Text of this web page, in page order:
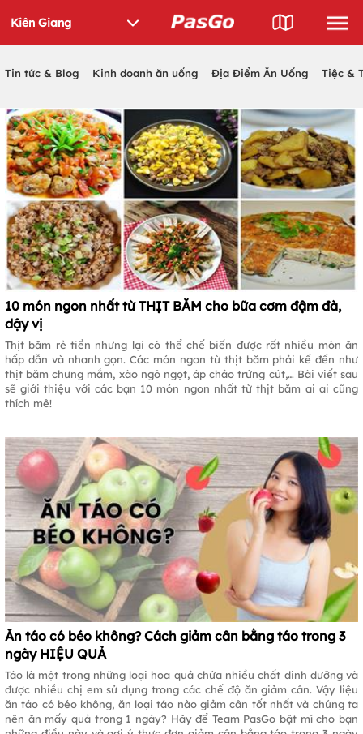
Tin tức & Blog Kinh doanh ăn uống Địa Điểm Ăn Uống Tiệc &
10 món ngon nhất từ THỊT BĂM cho bữa cơm đậm đà,
dậy vị
Thịt băm rẻ tiền nhưng lại có thể chế biến được rất nhiều món ăn
hấp dẫn và nhanh gọn. Các món ngon từ thịt băm phải kể đến như
thịt băm chưng mắm, xào ngô ngọt, áp chảo trứng cút,… Bài viết sau
sẽ giới thiệu với các bạn 10 món ngon nhất từ thịt băm ai ai cũng
thích mê!
Ăn táo có béo không? Cách giảm cân bằng táo trong 3
ngày HIỆU QUẢ
Táo là một trong những loại hoa quả chứa nhiều chất dinh dưỡng và
được nhiều chị em sử dụng trong các chế độ ăn giảm cân. Vậy liệu
ăn táo có béo không, ăn loại táo nào giảm cân tốt nhất và chúng ta
nên ăn mấy quả trong 1 ngày? Hãy để Team PasGo bật mí cho bạn